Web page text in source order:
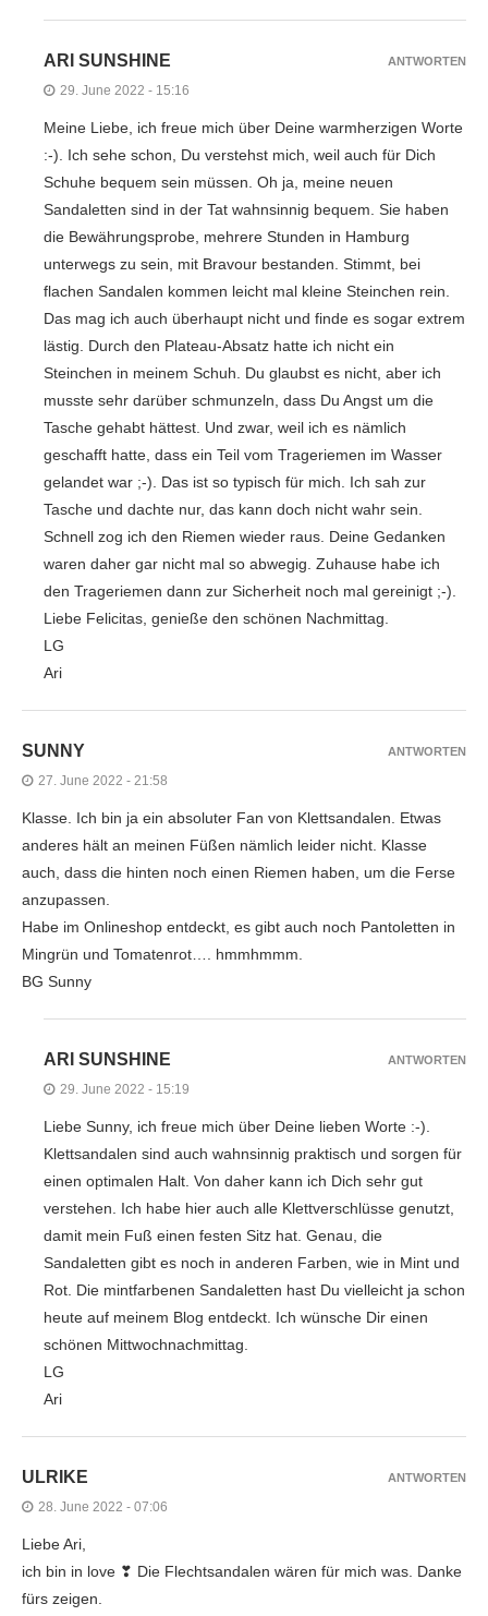
ARI SUNSHINE
29. June 2022 - 15:16
Meine Liebe, ich freue mich über Deine warmherzigen Worte
:-). Ich sehe schon, Du verstehst mich, weil auch für Dich
Schuhe bequem sein müssen. Oh ja, meine neuen
Sandaletten sind in der Tat wahnsinnig bequem. Sie haben
die Bewährungsprobe, mehrere Stunden in Hamburg
unterwegs zu sein, mit Bravour bestanden. Stimmt, bei
flachen Sandalen kommen leicht mal kleine Steinchen rein.
Das mag ich auch überhaupt nicht und finde es sogar extrem
lästig. Durch den Plateau-Absatz hatte ich nicht ein
Steinchen in meinem Schuh. Du glaubst es nicht, aber ich
musste sehr darüber schmunzeln, dass Du Angst um die
Tasche gehabt hättest. Und zwar, weil ich es nämlich
geschafft hatte, dass ein Teil vom Trageriemen im Wasser
gelandet war ;-). Das ist so typisch für mich. Ich sah zur
Tasche und dachte nur, das kann doch nicht wahr sein.
Schnell zog ich den Riemen wieder raus. Deine Gedanken
waren daher gar nicht mal so abwegig. Zuhause habe ich
den Trageriemen dann zur Sicherheit noch mal gereinigt ;-).
Liebe Felicitas, genieße den schönen Nachmittag.
LG
Ari
ANTWORTEN
SUNNY
27. June 2022 - 21:58
Klasse. Ich bin ja ein absoluter Fan von Klettsandalen. Etwas
anderes hält an meinen Füßen nämlich leider nicht. Klasse
auch, dass die hinten noch einen Riemen haben, um die Ferse
anzupassen.
Habe im Onlineshop entdeckt, es gibt auch noch Pantoletten in
Mingrün und Tomatenrot…. hmmhmmm.
BG Sunny
ANTWORTEN
ARI SUNSHINE
29. June 2022 - 15:19
Liebe Sunny, ich freue mich über Deine lieben Worte :-).
Klettsandalen sind auch wahnsinnig praktisch und sorgen für
einen optimalen Halt. Von daher kann ich Dich sehr gut
verstehen. Ich habe hier auch alle Klettverschlüsse genutzt,
damit mein Fuß einen festen Sitz hat. Genau, die
Sandaletten gibt es noch in anderen Farben, wie in Mint und
Rot. Die mintfarbenen Sandaletten hast Du vielleicht ja schon
heute auf meinem Blog entdeckt. Ich wünsche Dir einen
schönen Mittwochnachmittag.
LG
Ari
ANTWORTEN
ULRIKE
28. June 2022 - 07:06
Liebe Ari,
ich bin in love ❣ Die Flechtsandalen wären für mich was. Danke
fürs zeigen.
ANTWORTEN